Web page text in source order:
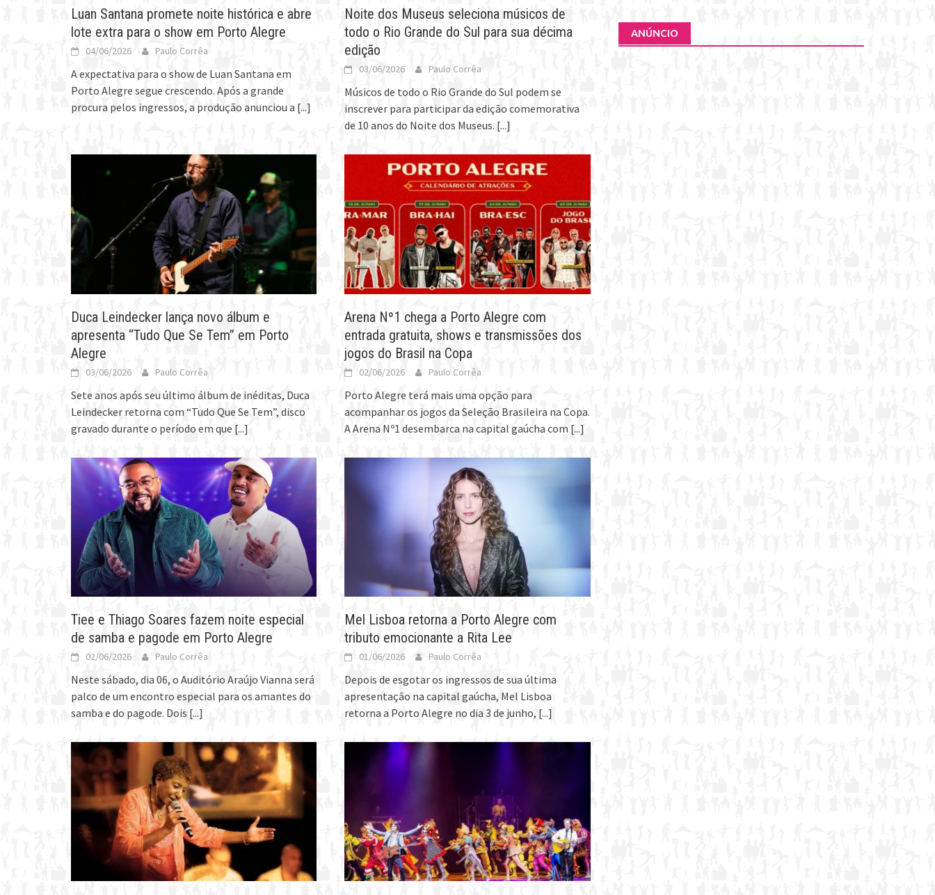
Luan Santana promete noite histórica e abre
lote extra para o show em Porto Alegre
04/06/2026 Paulo Corrêa
A expectativa para o show de Luan Santana em
Porto Alegre segue crescendo. Após a grande
procura pelos ingressos, a produção anunciou a [...]
Noite dos Museus seleciona músicos de
todo o Rio Grande do Sul para sua décima
edição
03/06/2026 Paulo Corrêa
Músicos de todo o Rio Grande do Sul podem se
inscrever para participar da edição comemorativa
de 10 anos do Noite dos Museus. [...]
Duca Leindecker lança novo álbum e
apresenta “Tudo Que Se Tem” em Porto
Alegre
03/06/2026 Paulo Corrêa
Sete anos após seu último álbum de inéditas, Duca
Leindecker retorna com “Tudo Que Se Tem”, disco
gravado durante o período em que [...]
Arena Nº1 chega a Porto Alegre com
entrada gratuita, shows e transmissões dos
jogos do Brasil na Copa
02/06/2026 Paulo Corrêa
Porto Alegre terá mais uma opção para
acompanhar os jogos da Seleção Brasileira na Copa.
A Arena Nº1 desembarca na capital gaúcha com [...]
Tiee e Thiago Soares fazem noite especial
de samba e pagode em Porto Alegre
02/06/2026 Paulo Corrêa
Neste sábado, dia 06, o Auditório Araújo Vianna será
palco de um encontro especial para os amantes do
samba e do pagode. Dois [...]
Mel Lisboa retorna a Porto Alegre com
tributo emocionante a Rita Lee
01/06/2026 Paulo Corrêa
Depois de esgotar os ingressos de sua última
apresentação na capital gaúcha, Mel Lisboa
retorna a Porto Alegre no dia 3 de junho, [...]
ANÚNCIO